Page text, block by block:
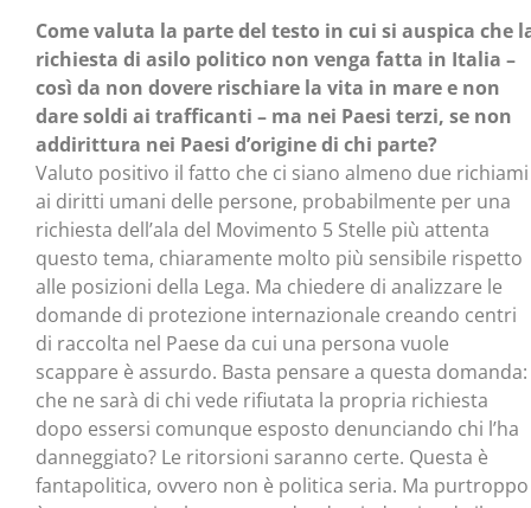
Come valuta la parte del testo in cui si auspica che
richiesta di asilo politico non venga fatta in Italia –
così da non dovere rischiare la vita in mare e non
dare soldi ai trafficanti – ma nei Paesi terzi, se non
addirittura nei Paesi d’origine di chi parte?
Valuto positivo il fatto che ci siano almeno due richiami
ai diritti umani delle persone, probabilmente per una
richiesta dell’ala del Movimento 5 Stelle più attenta
questo tema, chiaramente molto più sensibile rispetto
alle posizioni della Lega. Ma chiedere di analizzare le
domande di protezione internazionale creando centri
di raccolta nel Paese da cui una persona vuole
scappare è assurdo. Basta pensare a questa domanda:
che ne sarà di chi vede rifiutata la propria richiesta
dopo essersi comunque esposto denunciando chi l’ha
danneggiato? Le ritorsioni saranno certe. Questa è
fantapolitica, ovvero non è politica seria. Ma purtroppo